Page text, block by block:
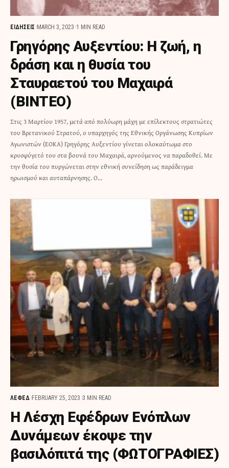
ΕΙΔΗΣΕΙΣ MARCH 3, 2023 1 MIN READ
Γρηγόρης Αυξεντίου: Η ζωή, η
δράση και η θυσία του
Σταυραετού του Μαχαιρά
(ΒΙΝΤΕΟ)
Στις 3 Μαρτίου 1957, μετά από πολύωρη μάχη με επίλεκτους στρατιώτες
του Βρετανικού Στρατού, ο υπαρχηγός της Εθνικής Οργάνωσης Κυπρίων
Αγωνιστών (ΕΟΚΑ) Γρηγόρης Αυξεντίου γίνεται ολοκαύτωμα στο
κρυσφύγετό του στα βουνά του Μαχαιρά, αρνούμενος να παραδοθεί. Με
την θυσία του πυργώνεται στην εθνική συνείδηση ως παράδειγμα
ηρωισμού και αυταπάρνησης. Ο…
ΛΕΦΕΔ FEBRUARY 25, 2023 3 MIN READ
Η Λέσχη Εφέδρων Ενόπλων
Δυνάμεων έκοψε την
βασιλόπιτά της (ΦΩΤΟΓΡΑΦΙΕΣ)